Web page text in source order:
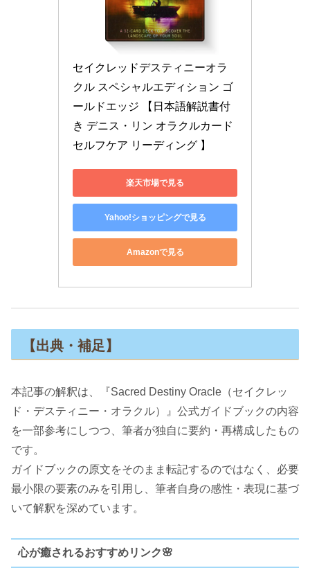
セイクレッドデスティニーオラ
クル スペシャルエディション ゴ
ールドエッジ 【日本語解説書付
き デニス・リン オラクルカード
セルフケア リーディング 】
楽天市場で見る
Yahoo!ショッピングで見る
Amazonで見る
【出典・補足】
本記事の解釈は、『Sacred Destiny Oracle（セイクレッ
ド・デスティニー・オラクル）』公式ガイドブックの内容
を一部参考にしつつ、筆者が独自に要約・再構成したもの
です。
ガイドブックの原文をそのまま転記するのではなく、必要
最小限の要素のみを引用し、筆者自身の感性・表現に基づ
いて解釈を深めています。
心が癒されるおすすめリンク🌸